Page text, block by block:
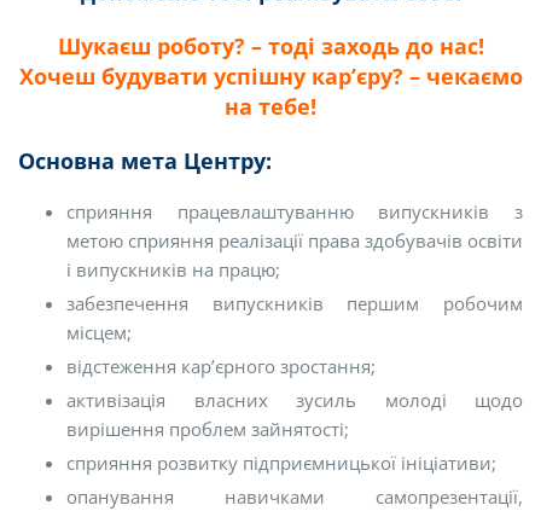
Шукаєш роботу? – тоді заходь до нас!
Хочеш будувати успішну кар’єру? – чекаємо
на тебе!
Основна мета Центру:
сприяння працевлаштуванню випускників з
метою сприяння реалізації права здобувачів освіти
і випускників на працю;
забезпечення випускників першим робочим
місцем;
відстеження кар’єрного зростання;
активізація власних зусиль молоді щодо
вирішення проблем зайнятості;
сприяння розвитку підприємницької ініціативи;
опанування навичками самопрезентації,